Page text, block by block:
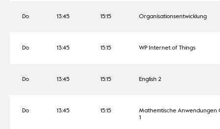
Do 13:45 15:15 Organisationsentwicklung
Do 13:45 15:15 WP Internet of Things
Do 13:45 15:15 English 2
Do 13:45 15:15
Mathemtische Anwendungen
1